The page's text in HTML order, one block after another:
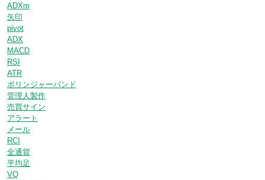
ADXm
矢印
pivot
ADX
MACD
RSI
ATR
ボリンジャーバンド
管理人製作
売買サイン
アラート
メール
RCI
全通貨
平均足
VQ